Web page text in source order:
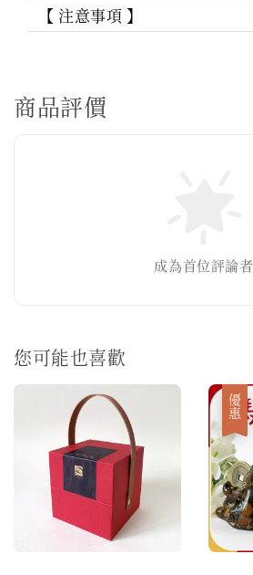
【 注意事項 】
商品評價
成為首位評論者
您可能也喜歡
優惠